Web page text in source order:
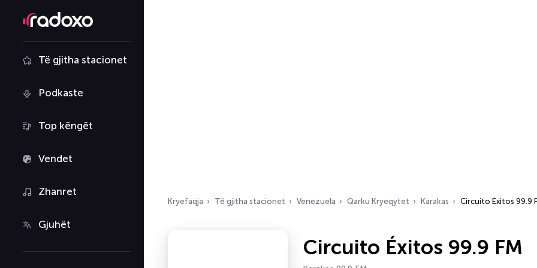
Të gjitha stacionet
Podkaste
Top këngët
Vendet
Zhanret
Gjuhët
Kryefaqja Të gjitha stacionet Venezuela Qarku Kryeqytet Karakas Circuito Éxitos 99.9
Circuito Éxitos 99.9 FM